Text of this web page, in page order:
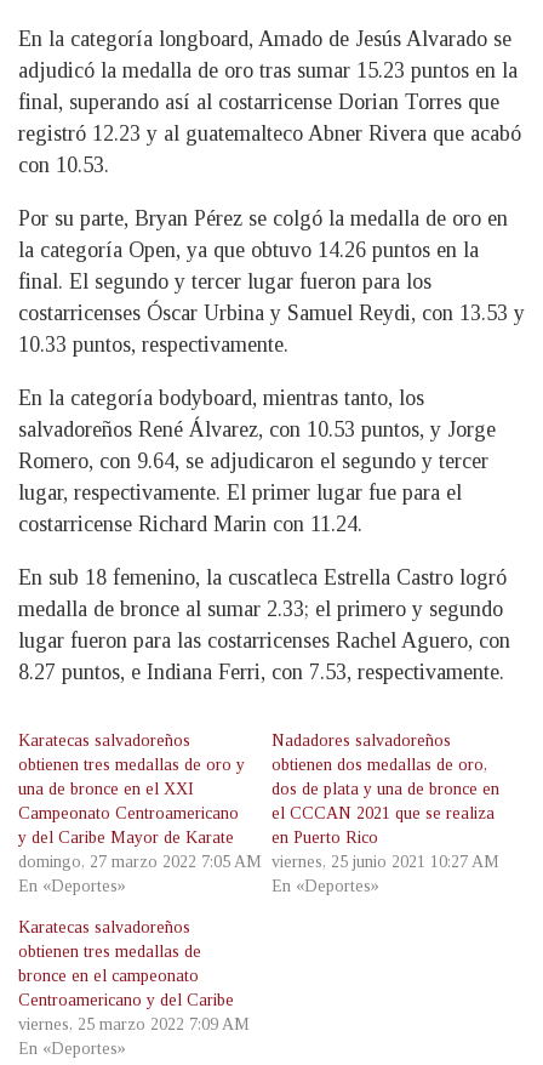
En la categoría longboard, Amado de Jesús Alvarado se
adjudicó la medalla de oro tras sumar 15.23 puntos en la
final, superando así al costarricense Dorian Torres que
registró 12.23 y al guatemalteco Abner Rivera que acabó
con 10.53.
Por su parte, Bryan Pérez se colgó la medalla de oro en
la categoría Open, ya que obtuvo 14.26 puntos en la
final. El segundo y tercer lugar fueron para los
costarricenses Óscar Urbina y Samuel Reydi, con 13.53 y
10.33 puntos, respectivamente.
En la categoría bodyboard, mientras tanto, los
salvadoreños René Álvarez, con 10.53 puntos, y Jorge
Romero, con 9.64, se adjudicaron el segundo y tercer
lugar, respectivamente. El primer lugar fue para el
costarricense Richard Marin con 11.24.
En sub 18 femenino, la cuscatleca Estrella Castro logró
medalla de bronce al sumar 2.33; el primero y segundo
lugar fueron para las costarricenses Rachel Aguero, con
8.27 puntos, e Indiana Ferri, con 7.53, respectivamente.
Karatecas salvadoreños
obtienen tres medallas de oro y
una de bronce en el XXI
Campeonato Centroamericano
y del Caribe Mayor de Karate
domingo, 27 marzo 2022 7:05 AM
En «Deportes»
Nadadores salvadoreños
obtienen dos medallas de oro,
dos de plata y una de bronce en
el CCCAN 2021 que se realiza
en Puerto Rico
viernes, 25 junio 2021 10:27 AM
En «Deportes»
Karatecas salvadoreños
obtienen tres medallas de
bronce en el campeonato
Centroamericano y del Caribe
viernes, 25 marzo 2022 7:09 AM
En «Deportes»